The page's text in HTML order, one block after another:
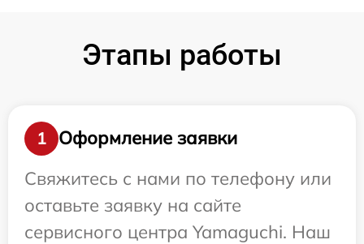
Этапы работы
1
Оформление заявки
Свяжитесь с нами по телефону или
оставьте заявку на сайте
сервисного центра Yamaguchi. Наш